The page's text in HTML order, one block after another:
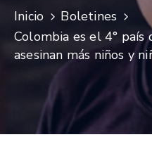
Niñez
Contáctanos
Inicio
Boletines
Colombia es el 4°
asesinan más niños y